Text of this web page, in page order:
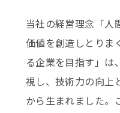
当社の経営理念「人
価値を創造しとりま
る企業を目指す」は
視し、技術力の向上
から生まれました。